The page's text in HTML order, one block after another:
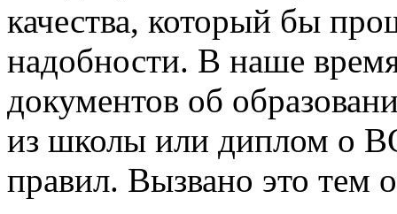
качества, который бы
надобности. В наше
документов об
из школы или диплом о
правил. Вызвано это тем